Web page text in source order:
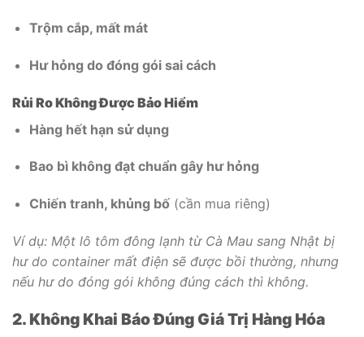
Trộm cắp, mất mát
Hư hỏng do đóng gói sai cách
Rủi Ro Không Được Bảo Hiểm
Hàng hết hạn sử dụng
Bao bì không đạt chuẩn gây hư hỏng
Chiến tranh, khủng bố(cần mua riêng)
Ví dụ: Một lô tôm đông lạnh từ Cà Mau sang Nhật bị
hư do container mất điện sẽ được bồi thường, nhưng
nếu hư do đóng gói không đúng cách thì không.
2. Không Khai Báo Đúng Giá Trị Hàng Hóa